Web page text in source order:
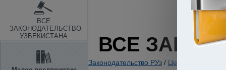
ВСЕ
ЗАКОНОДАТЕЛЬСТВО
УЗБЕКИСТАНА
ВСЕ
Законодательство РУз / Ценные бумаги.